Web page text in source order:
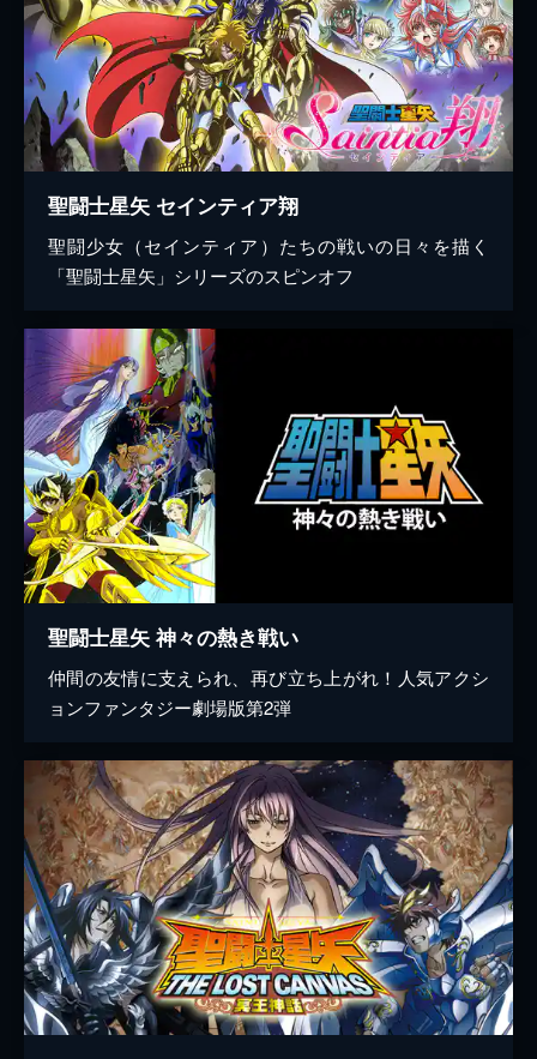
聖闘士星矢 セインティア翔
聖闘少女（セインティア）たちの戦いの日々を描く
「聖闘士星矢」シリーズのスピンオフ
聖闘士星矢 神々の熱き戦い
仲間の友情に支えられ、再び立ち上がれ！人気アクシ
ョンファンタジー劇場版第2弾